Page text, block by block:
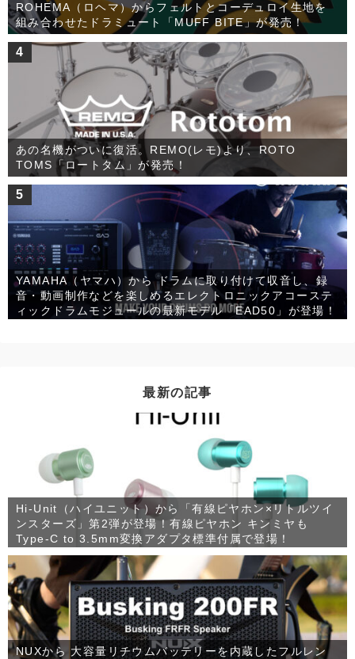
ROHEMA（ロヘマ）からフェルトとコーデュロイ生地を
組み合わせたドラミュート「MUFF BITE」が発売！
4
あの名機がついに復活。REMO(レモ)より、ROTO
TOMS「ロートタム」が発売！
5
YAMAHA（ヤマハ）から ドラムに取り付けて収音し、録
音・動画制作などを楽しめるエレクトロニックアコーステ
ィックドラムモジュールの最新モデル「EAD50」が登場！
最新の記事
Hi-Unit（ハイユニット）から「有線ピヤホン×リトルツイ
ンスターズ」第2弾が登場！有線ピヤホン キンミヤも
Type-C to 3.5mm変換アダプタ標準付属で登場！
NUXから 大容量リチウムバッテリーを内蔵したフルレン